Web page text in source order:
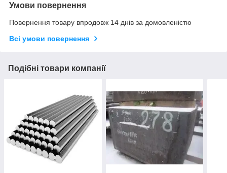
Умови повернення
Повернення товару впродовж 14 днів за домовленістю
Всі умови повернення
Подібні товари компанії